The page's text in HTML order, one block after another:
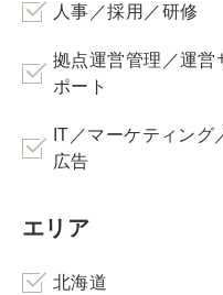
人事／採用／研修
拠点運営管理／運営
ポート
IT／マーケティング
広告
エリア
北海道